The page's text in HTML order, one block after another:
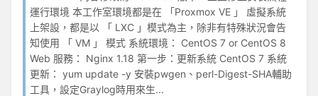
運行環境 本工作室環境都是在 「Proxmox VE 」 虛擬系統
上架設，都是以 「 LXC 」模式為主，除非有特殊狀況會告
知使用 「 VM 」 模式 系統環境： CentOS 7 or CentOS 8
Web 服務： Nginx 1.18 第一步：更新系統 CentOS 7 系統
更新： yum update -y 安裝pwgen、perl-Digest-SHA輔助
工具，設定Graylog時用來生...